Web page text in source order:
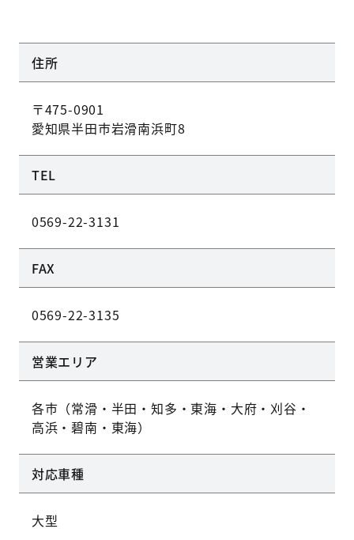
住所
〒475-0901
愛知県半田市岩滑南浜町8
TEL
0569-22-3131
FAX
0569-22-3135
営業エリア
各市（常滑・半田・知多・東海・大府・刈谷・
高浜・碧南・東海）
対応車種
大型